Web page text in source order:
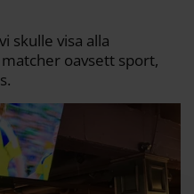
skulle visa alla
oavsett sport,